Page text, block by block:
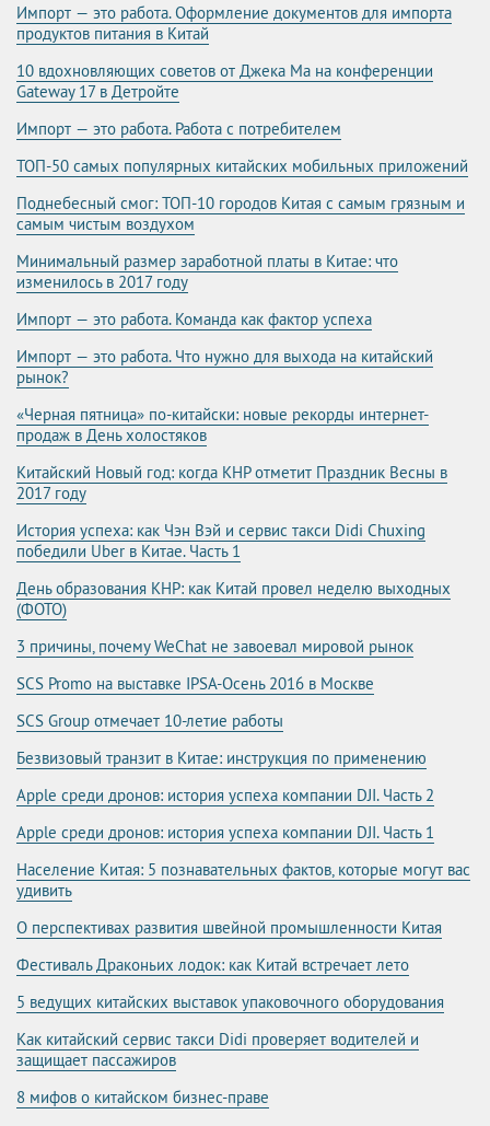
Импорт — это работа. Оформление документов для импорта
продуктов питания в Китай
10 вдохновляющих советов от Джека Ма на конференции
Gateway 17 в Детройте
Импорт — это работа. Работа с потребителем
ТОП-50 самых популярных китайских мобильных приложений
Поднебесный смог: ТОП-10 городов Китая с самым грязным и
самым чистым воздухом
Минимальный размер заработной платы в Китае: что
изменилось в 2017 году
Импорт — это работа. Команда как фактор успеха
Импорт — это работа. Что нужно для выхода на китайский
рынок?
«Черная пятница» по-китайски: новые рекорды интернет-
продаж в День холостяков
Китайский Новый год: когда КНР отметит Праздник Весны в
2017 году
История успеха: как Чэн Вэй и сервис такси Didi Chuxing
победили Uber в Китае. Часть 1
День образования КНР: как Китай провел неделю выходных
(ФОТО)
3 причины, почему WeChat не завоевал мировой рынок
SCS Promo на выставке IPSA-Осень 2016 в Москве
SCS Group отмечает 10-летие работы
Безвизовый транзит в Китае: инструкция по применению
Apple среди дронов: история успеха компании DJI. Часть 2
Apple среди дронов: история успеха компании DJI. Часть 1
Население Китая: 5 познавательных фактов, которые могут вас
удивить
О перспективах развития швейной промышленности Китая
Фестиваль Драконьих лодок: как Китай встречает лето
5 ведущих китайских выставок упаковочного оборудования
Как китайский сервис такси Didi проверяет водителей и
защищает пассажиров
8 мифов о китайском бизнес-праве